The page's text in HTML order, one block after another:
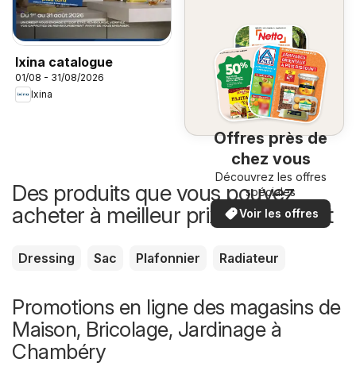
Ixina catalogue
01/08 - 31/08/2026
Ixina
Offres près de
chez vous
Découvrez les offres
spéciales
Voir les offres
Des produits que vous pouvez
acheter à meilleur prix maintenant
Dressing Sac Plafonnier Radiateur
Promotions en ligne des magasins de
Maison, Bricolage, Jardinage à
Chambéry